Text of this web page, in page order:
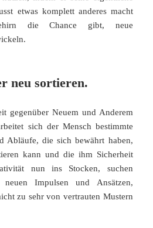
etwas komplett anderes macht
die Chance gibt, neue
neu sortieren.
gegenüber Neuem und Anderem
sich der Mensch bestimmte
Abläufe, die sich bewährt haben,
kann und die ihm Sicherheit
nun ins Stocken, suchen
Impulsen und Ansätzen,
zu sehr von vertrauten Mustern